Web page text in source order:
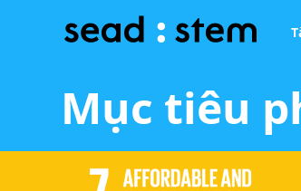
Mục tiêu